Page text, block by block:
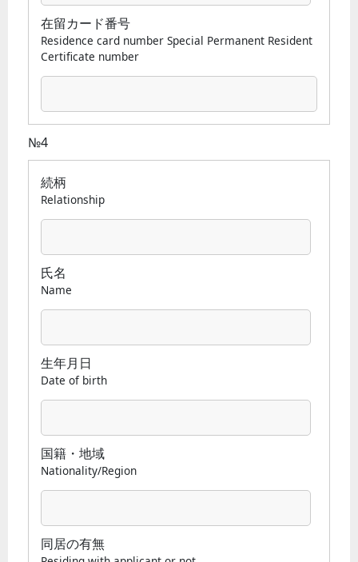
在留カード番号
Residence card number Special Permanent Resident
Certificate number
№4
続柄
Relationship
氏名
Name
生年月日
Date of birth
国籍・地域
Nationality/Region
同居の有無